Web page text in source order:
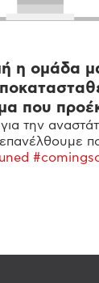
η ομάδα
που
την
επανέλθουμε